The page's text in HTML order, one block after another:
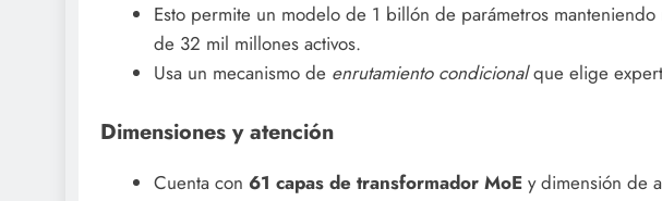
Esto permite un modelo de 1 billón de parámetros
de 32 mil millones activos.
Usa un mecanismo de enrutamiento condicionalque elige
Dimensiones y atención
Cuenta con 61 capas de transformador MoEy dimensión de